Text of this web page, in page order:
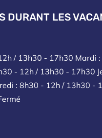
DURANT LES
/ 13h30 - 17h30 Mardi
- 12h / 13h30 - 17h30
: 8h30 - 12h / 13h30 -